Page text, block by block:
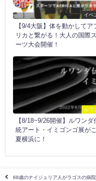
イベ
【9/4大阪】体を動かしてア
リカと繋がる！大人の国際
ーツ大会開催！
ルワ
【8/18~9/26開催】ルワンダ
統アート・イミゴンゴ展が
夏横浜に！
68歳のナイジェリア人がラゴスの病